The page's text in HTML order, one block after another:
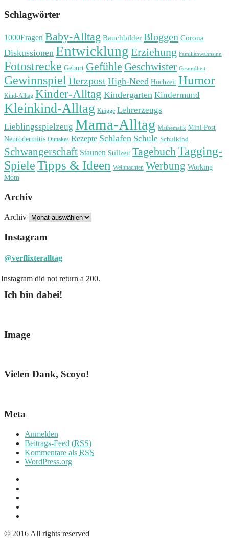
Schlagwörter
1000Fragen Baby-Alltag Bauchbilder Bloggen Corona
Diskussionen Entwicklung Erziehung Familienwahnsinn
Fotostrecke Geburt Gefühle Geschwister Gesundheit
Gewinnspiel Herzpost High-Need Hochzeit Humor
Kind-Alltag Kinder-Alltag Kindergarten Kindermund
Kleinkind-Alltag Knigge Lehrerzeugs
Lieblingsspielzeug Mama-Alltag Mathematik Mini-Post
Neurodermitis Outtakes Rezepte Schlafen Schule Schulkind
Schwangerschaft Staunen Stillzeit TagebuchTagging-
SpieleTipps & Ideen Weihnachten Werbung Working
Mom
Archiv
Archiv
Instagram
@verflixteralltag
Instagram did not return a 200.
Ich bin dabei!
Image
Vielen Dank, Scoyo!
Meta
Anmelden
Beitrags-Feed (RSS)
Kommentare als RSS
WordPress.org
© 2016 All rights reserved